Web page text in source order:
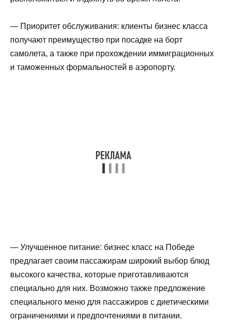
— Приоритет обслуживания: клиенты бизнес класса
получают преимущество при посадке на борт
самолета, а также при прохождении иммиграционных
и таможенных формальностей в аэропорту.
— Улучшенное питание: бизнес класс на Победе
предлагает своим пассажирам широкий выбор блюд
высокого качества, которые приготавливаются
специально для них. Возможно также предложение
специального меню для пассажиров с диетическими
ограничениями и предпочтениями в питании.